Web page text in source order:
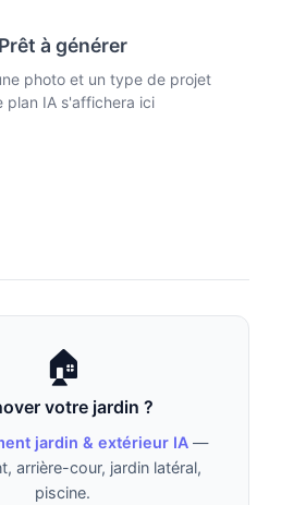
Prêt à générer
photo et un type de projet
IA s'affichera ici
🏠
votre jardin ?
jardin & extérieur IA—
arrière-cour, jardin latéral,
piscine.